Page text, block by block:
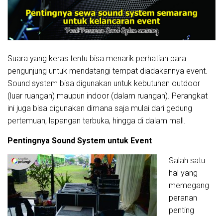
Suara yang keras tentu bisa menarik perhatian para
pengunjung untuk mendatangi tempat diadakannya event.
Sound system bisa digunakan untuk kebutuhan outdoor
(luar ruangan) maupun indoor (dalam ruangan). Perangkat
ini juga bisa digunakan dimana saja mulai dari gedung
pertemuan, lapangan terbuka, hingga di dalam mall.
Pentingnya Sound System untuk Event
Salah satu
hal yang
memegang
peranan
penting